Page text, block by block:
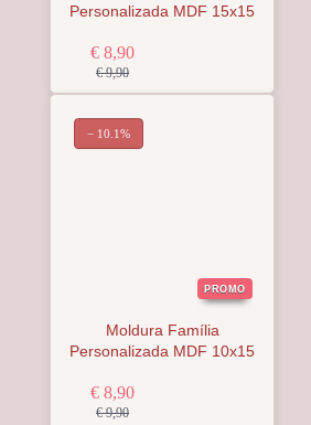
Personalizada MDF 15x15
€ 8,90
€ 9,90
PROMO
Moldura Família
Personalizada MDF 10x15
€ 8,90
€ 9,90
− 10.1%